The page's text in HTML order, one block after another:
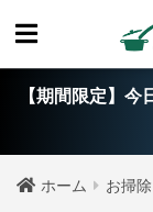
【期間限定】
ホーム お掃